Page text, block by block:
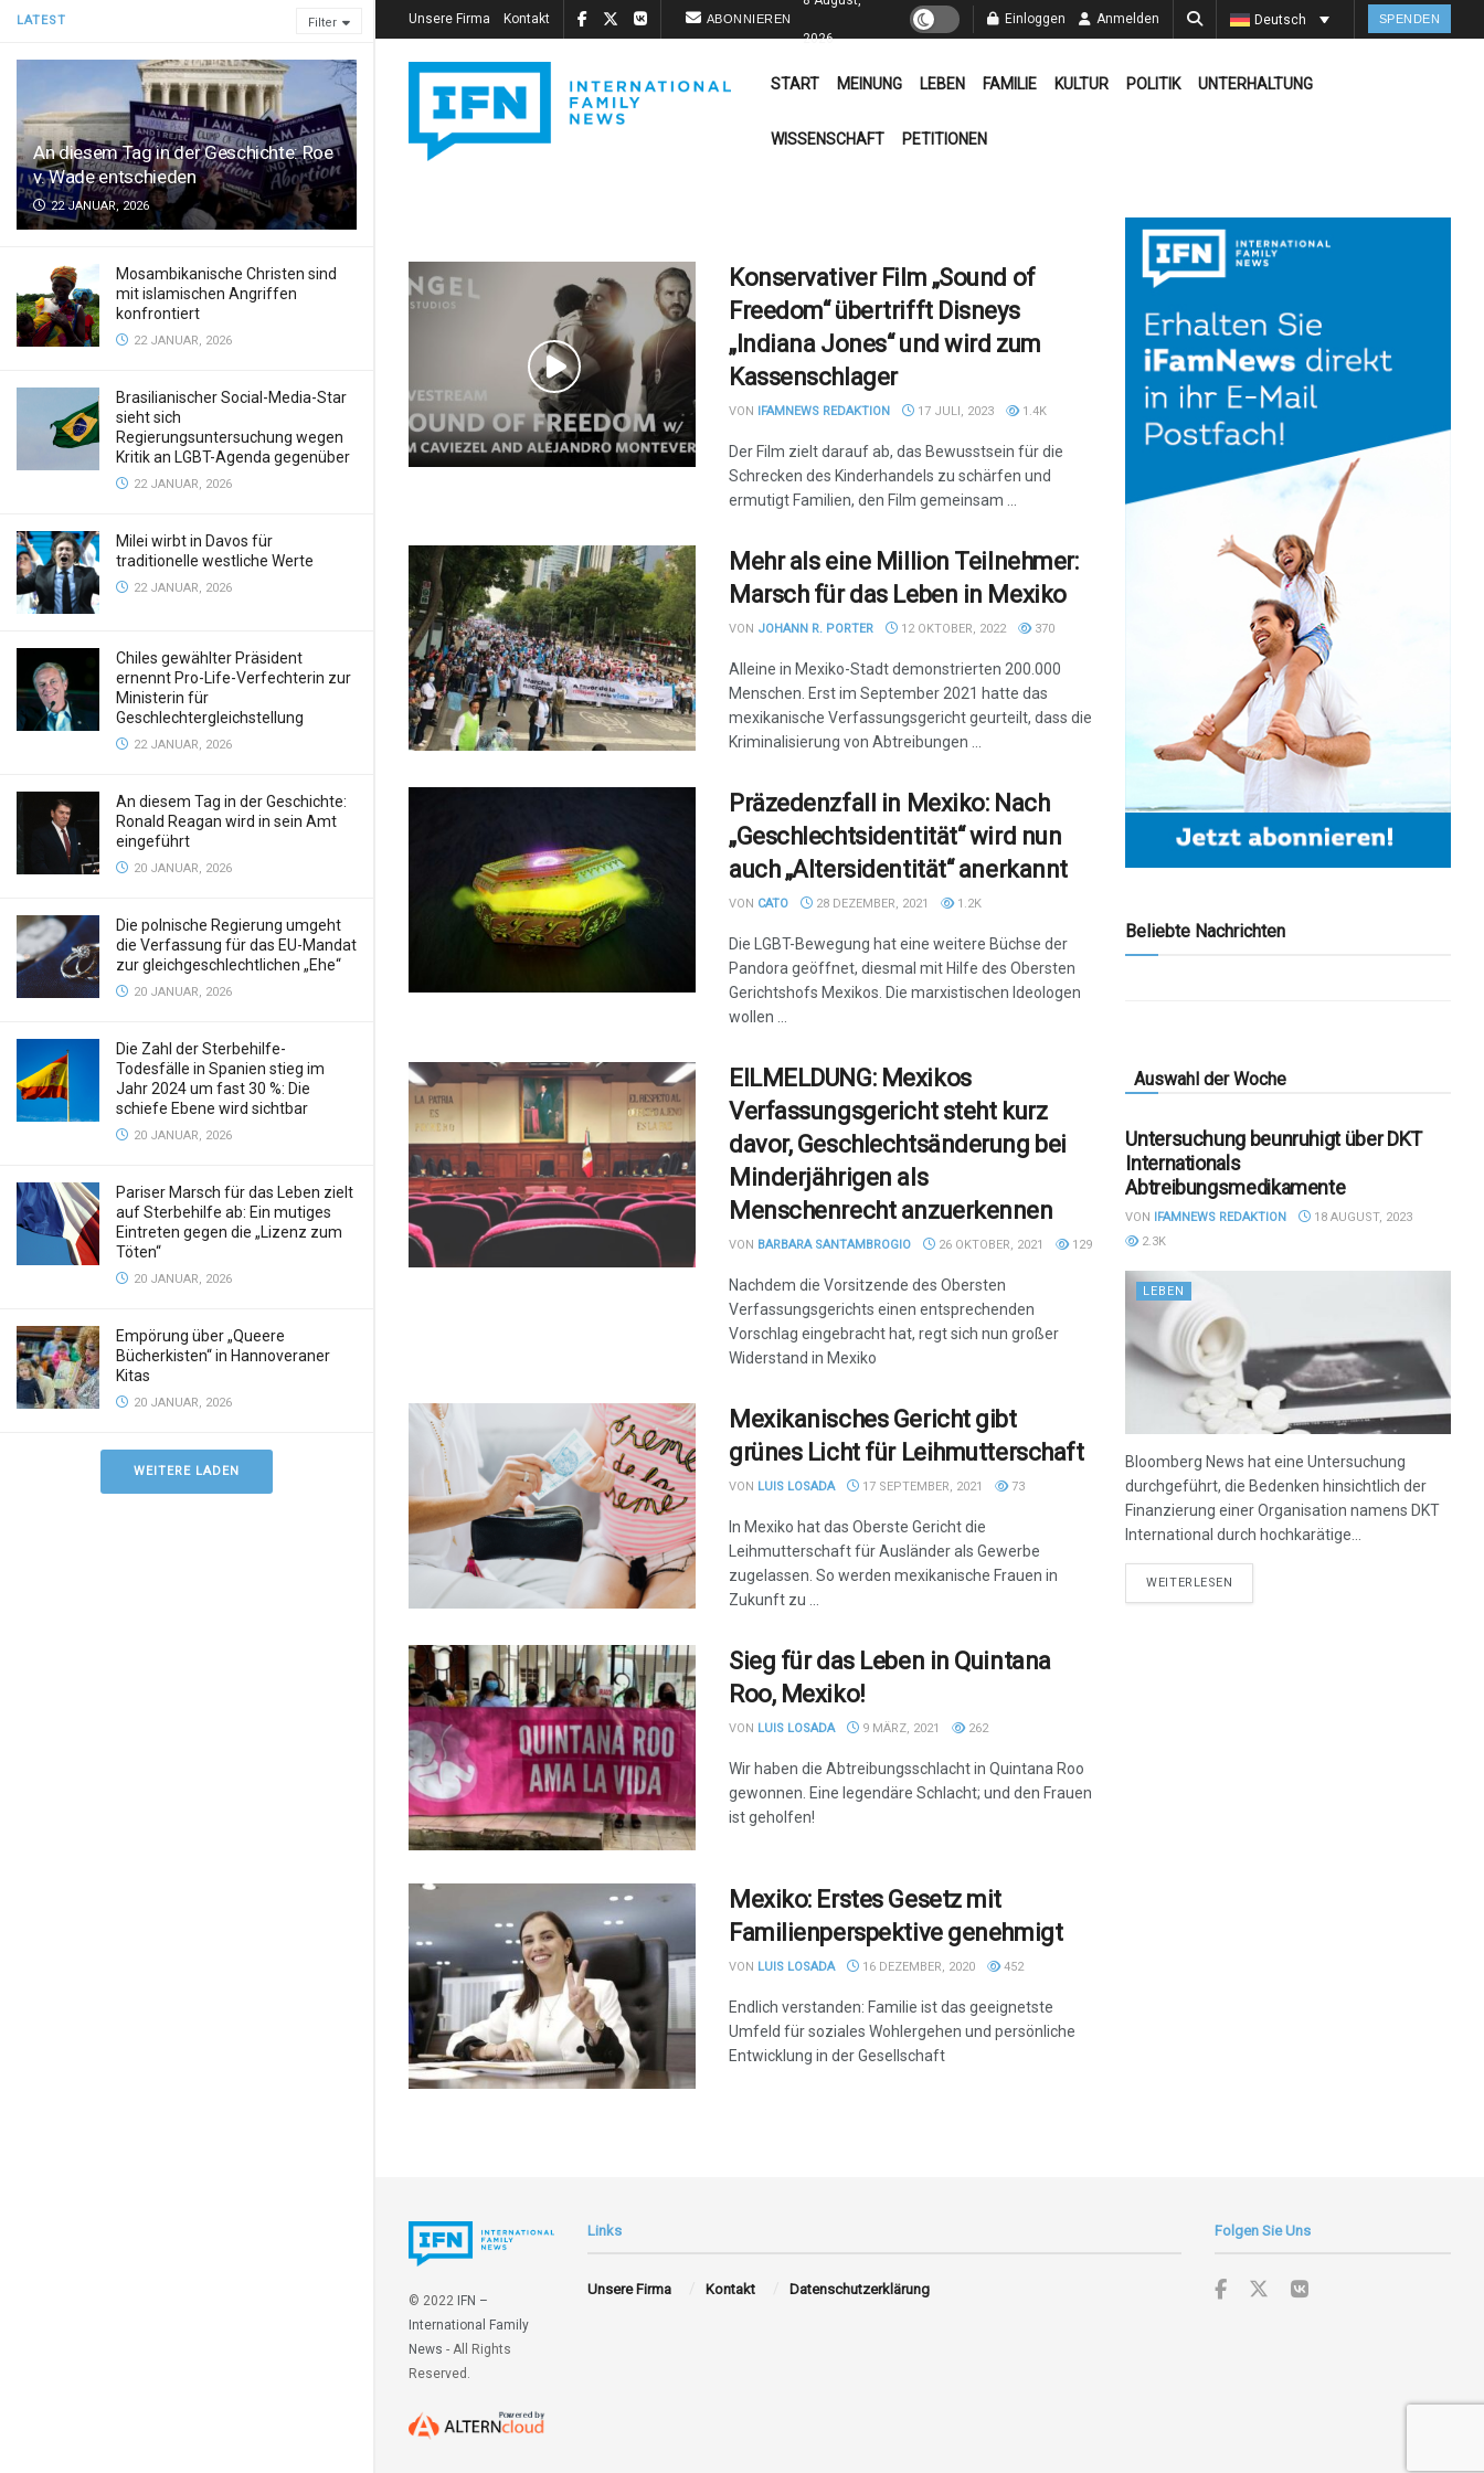
LATEST Filter
An diesem Tag in der Geschichte: Roe
v. Wade entschieden
22 JANUAR, 2026
Mosambikanische Christen sind
mit islamischen Angriffen
konfrontiert
22 JANUAR, 2026
Brasilianischer Social-Media-Star
sieht sich
Regierungsuntersuchung wegen
Kritik an LGBT-Agenda gegenüber
22 JANUAR, 2026
Milei wirbt in Davos für
traditionelle westliche Werte
22 JANUAR, 2026
Chiles gewählter Präsident
ernennt Pro-Life-Verfechterin zur
Ministerin für
Geschlechtergleichstellung
22 JANUAR, 2026
An diesem Tag in der Geschichte:
Ronald Reagan wird in sein Amt
eingeführt
20 JANUAR, 2026
Die polnische Regierung umgeht
die Verfassung für das EU-Mandat
zur gleichgeschlechtlichen „Ehe“
20 JANUAR, 2026
Die Zahl der Sterbehilfe-
Todesfälle in Spanien stieg im
Jahr 2024 um fast 30 %: Die
schiefe Ebene wird sichtbar
20 JANUAR, 2026
Pariser Marsch für das Leben zielt
auf Sterbehilfe ab: Ein mutiges
Eintreten gegen die „Lizenz zum
Töten“
20 JANUAR, 2026
Empörung über „Queere
Bücherkisten“ in Hannoveraner
Kitas
20 JANUAR, 2026
WEITERE LADEN
Unsere Firma Kontakt ABONNIEREN
2026
Einloggen Anmelden Deutsch SPENDEN
START MEINUNG LEBEN FAMILIE KULTUR POLITIK UNTERHALTUNG
WISSENSCHAFT PETITIONEN
Konservativer Film „Sound of
Freedom“ übertrifft Disneys
„Indiana Jones“ und wird zum
Kassenschlager
VON IFAMNEWS REDAKTION 17 JULI, 2023 1.4K
Der Film zielt darauf ab, das Bewusstsein für die
Schrecken des Kinderhandels zu schärfen und
ermutigt Familien, den Film gemeinsam ...
Mehr als eine Million Teilnehmer:
Marsch für das Leben in Mexiko
VON JOHANN R. PORTER 12 OKTOBER, 2022 370
Alleine in Mexiko-Stadt demonstrierten 200.000
Menschen. Erst im September 2021 hatte das
mexikanische Verfassungsgericht geurteilt, dass die
Kriminalisierung von Abtreibungen ...
Präzedenzfall in Mexiko: Nach
„Geschlechtsidentität“ wird nun
auch „Altersidentität“ anerkannt
VON CATO 28 DEZEMBER, 2021 1.2K
Die LGBT-Bewegung hat eine weitere Büchse der
Pandora geöffnet, diesmal mit Hilfe des Obersten
Gerichtshofs Mexikos. Die marxistischen Ideologen
wollen ...
EILMELDUNG: Mexikos
Verfassungsgericht steht kurz
davor, Geschlechtsänderung bei
Minderjährigen als
Menschenrecht anzuerkennen
VON BARBARA SANTAMBROGIO 26 OKTOBER, 2021 129
Nachdem die Vorsitzende des Obersten
Verfassungsgerichts einen entsprechenden
Vorschlag eingebracht hat, regt sich nun großer
Widerstand in Mexiko
Mexikanisches Gericht gibt
grünes Licht für Leihmutterschaft
VON LUIS LOSADA 17 SEPTEMBER, 2021 73
In Mexiko hat das Oberste Gericht die
Leihmutterschaft für Ausländer als Gewerbe
zugelassen. So werden mexikanische Frauen in
Zukunft zu ...
Sieg für das Leben in Quintana
Roo, Mexiko!
VON LUIS LOSADA 9 MÄRZ, 2021 262
Wir haben die Abtreibungsschlacht in Quintana Roo
gewonnen. Eine legendäre Schlacht; und den Frauen
ist geholfen!
Mexiko: Erstes Gesetz mit
Familienperspektive genehmigt
VON LUIS LOSADA 16 DEZEMBER, 2020 452
Endlich verstanden: Familie ist das geeignetste
Umfeld für soziales Wohlergehen und persönliche
Entwicklung in der Gesellschaft
Beliebte Nachrichten
Auswahl der Woche
Untersuchung beunruhigt über DKT
Internationals
Abtreibungsmedikamente
VON IFAMNEWS REDAKTION
18 AUGUST, 2023
2.3K
LEBEN
Bloomberg News hat eine Untersuchung
durchgeführt, die Bedenken hinsichtlich der
Finanzierung einer Organisation namens DKT
International durch hochkarätige...
WEITERLESEN
© 2022 IFN –
International Family
News - All Rights
Reserved.
Links
Unsere Firma Kontakt Datenschutzerklärung
Folgen Sie Uns